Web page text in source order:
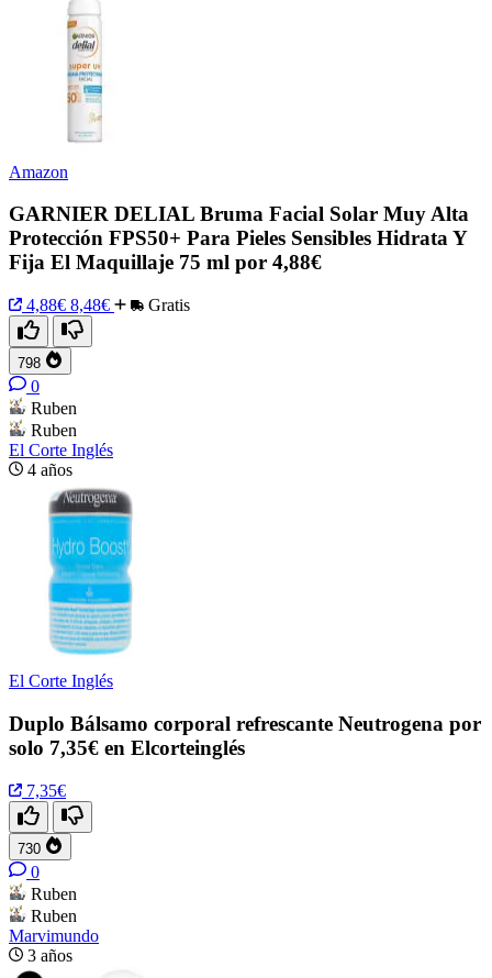
Amazon
GARNIER DELIAL Bruma Facial Solar Muy Alta
Protección FPS50+ Para Pieles Sensibles Hidrata Y
Fija El Maquillaje 75 ml por 4,88€
4,88€ 8,48€ Gratis
798
0
Ruben
Ruben
El Corte Inglés
4 años
El Corte Inglés
Duplo Bálsamo corporal refrescante Neutrogena por
solo 7,35€ en Elcorteinglés
7,35€
730
0
Ruben
Ruben
Marvimundo
3 años